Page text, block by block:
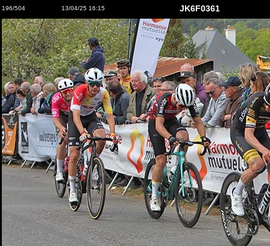
196/504 13/04/25 16:15 JK6F0361